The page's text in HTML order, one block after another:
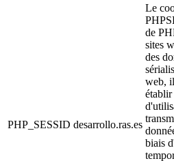
PHP_SESSID desarrollo.ras.es
Le
de
sites
des
web,
établir
biais